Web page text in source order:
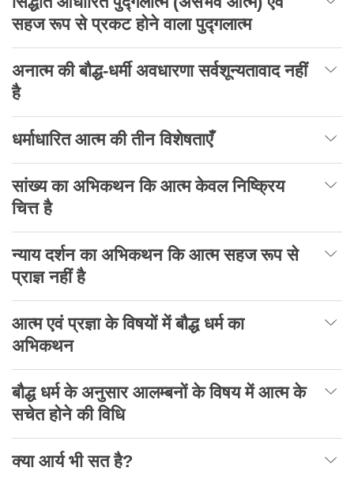
सहज रूप से प्रकट होने वाला पुद्गलात्म
अनात्म की बौद्ध-धर्मी अवधारणा सर्वशून्यतावाद नहीं
है
धर्माधारित आत्म की तीन विशेषताएँ
सांख्य का अभिकथन कि आत्म केवल निष्क्रिय
चित्त है
न्याय दर्शन का अभिकथन कि आत्म सहज रूप से
प्राज्ञ नहीं है
आत्म एवं प्रज्ञा के विषयों में बौद्ध धर्म का
अभिकथन
बौद्ध धर्म के अनुसार आलम्बनों के विषय में आत्म के
सचेत होने की विधि
क्या आर्य भी सत है?